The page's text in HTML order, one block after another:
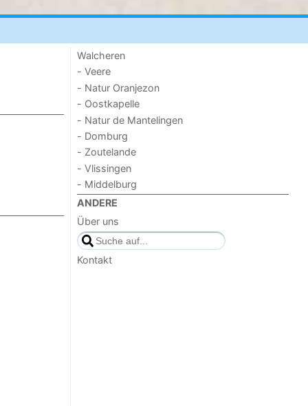
Walcheren
- Veere
- Natur Oranjezon
- Oostkapelle
- Natur de Mantelingen
- Domburg
- Zoutelande
- Vlissingen
- Middelburg
ANDERE
Über uns
Kontakt